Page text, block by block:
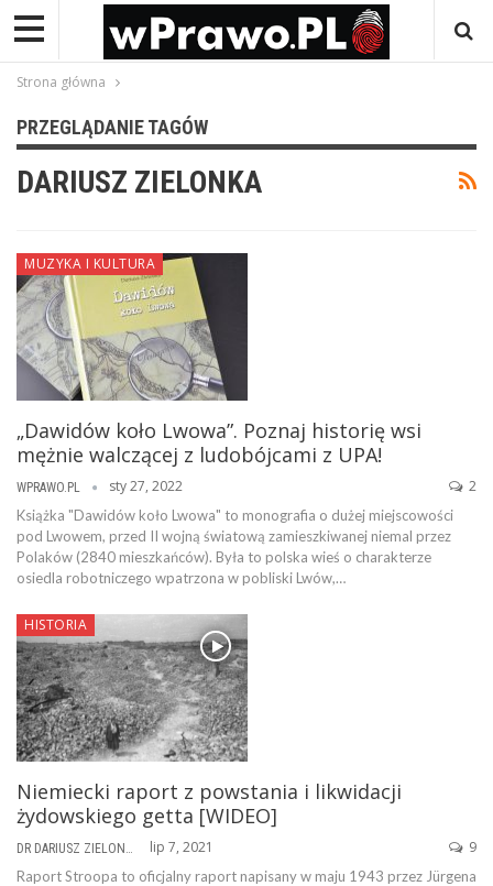
Strona główna
PRZEGLĄDANIE TAGÓW
DARIUSZ ZIELONKA
MUZYKA I KULTURA
„Dawidów koło Lwowa”. Poznaj historię wsi
mężnie walczącej z ludobójcami z UPA!
WPRAWO.PL sty 27, 2022 2
Książka "Dawidów koło Lwowa" to monografia o dużej miejscowości
pod Lwowem, przed II wojną światową zamieszkiwanej niemal przez
Polaków (2840 mieszkańców). Była to polska wieś o charakterze
osiedla robotniczego wpatrzona w pobliski Lwów,…
HISTORIA
Niemiecki raport z powstania i likwidacji
żydowskiego getta [WIDEO]
DR DARIUSZ ZIELONKA lip 7, 2021 9
Raport Stroopa to oficjalny raport napisany w maju 1943 przez Jürgena